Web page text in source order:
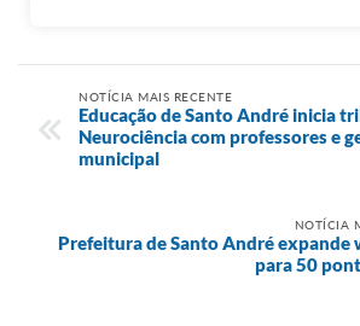
NOTÍCIA MAIS RECENTE
Educação de Santo André inicia
Neurociência com professores e
municipal
NOTÍCIA
Prefeitura de Santo André
para 50